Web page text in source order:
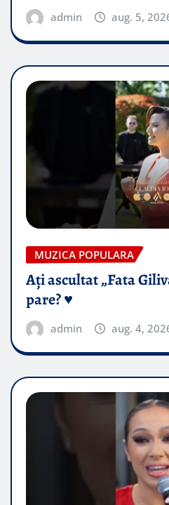
admin aug. 5,
MUZICA POPULARA
Ați ascultat „Fata
pare? ♥️
admin aug. 4,